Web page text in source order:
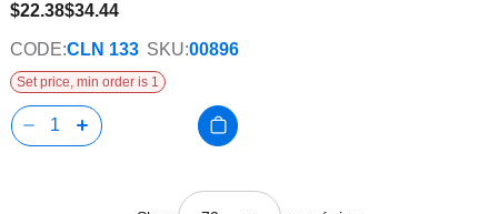
$22.38$34.44
CODE:CLN 133 SKU:00896
Set price, min order is 1